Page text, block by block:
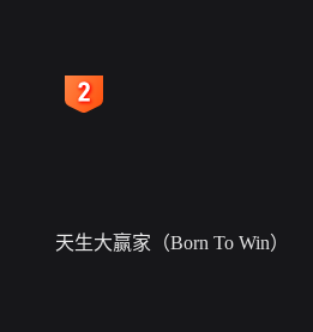
天生大赢家（Born To Win）